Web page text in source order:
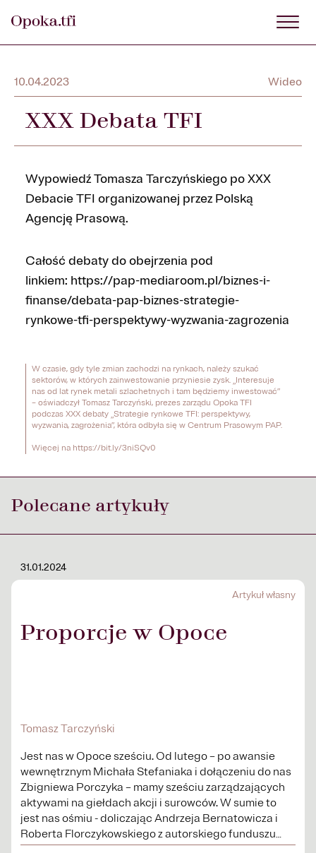
10.04.2023 Wideo
XXX Debata TFI
Wypowiedź Tomasza Tarczyńskiego po XXX
Debacie TFI organizowanej przez Polską
Agencję Prasową.
Całość debaty do obejrzenia pod
linkiem: https://pap-mediaroom.pl/biznes-i-
finanse/debata-pap-biznes-strategie-
rynkowe-tfi-perspektywy-wyzwania-zagrozenia
W czasie, gdy tyle zmian zachodzi na rynkach, należy szukać
sektorów, w których zainwestowanie przyniesie zysk. „Interesuje
nas od lat rynek metali szlachetnych i tam będziemy inwestować”
– oświadczył Tomasz Tarczyński, prezes zarządu Opoka TFI
podczas XXX debaty „Strategie rynkowe TFI: perspektywy,
wyzwania, zagrożenia”, która odbyła się w Centrum Prasowym PAP.
Więcej na https://bit.ly/3niSQv0
Polecane artykuły
31.01.2024
Artykuł własny
Proporcje w Opoce
Tomasz Tarczyński
Jest nas w Opoce sześciu. Od lutego – po awansie
wewnętrznym Michała Stefaniaka i dołączeniu do nas
Zbigniewa Porczyka – mamy sześciu zarządzających
aktywami na giełdach akcji i surowców. W sumie to
jest nas ośmiu - doliczając Andrzeja Bernatowicza i
Roberta Florczykowskiego z autorskiego funduszu
Third dot – osiem osób...